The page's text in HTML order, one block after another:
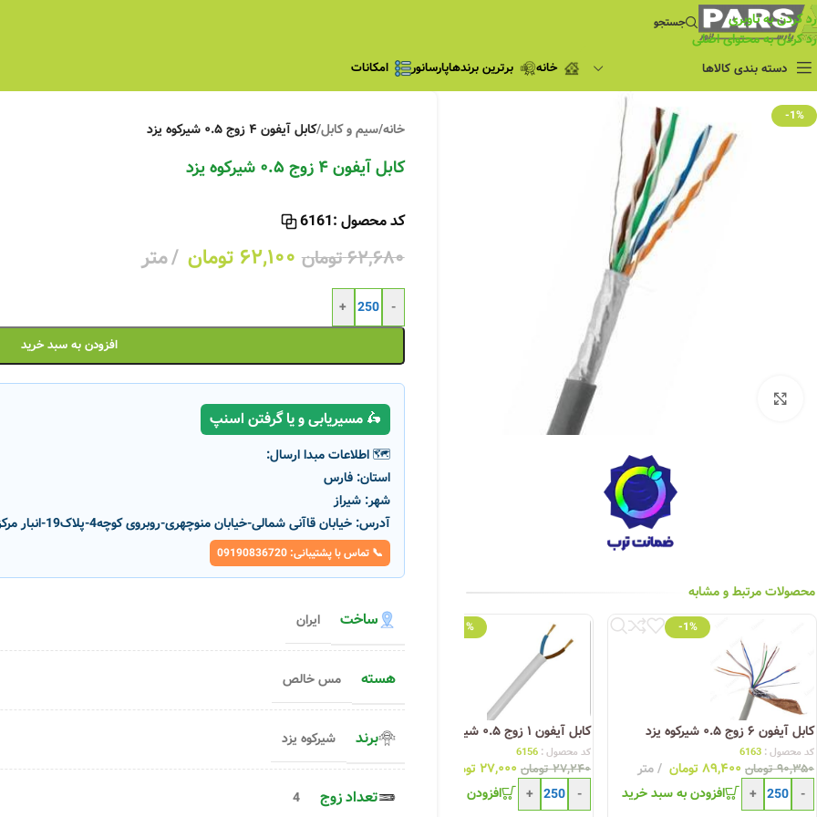
رد کردن به ناوبری
رد کردن به محتوای اصلی
جستجو
دسته بندی کالاها
چراغ مطالعه
چراغ اضطراری و
فروش ویژه
چراغ خطی
چراغ توکار
چراغ آویز
چراغ استادیومی
چراغ خیابانی
چراغ سقفی (هالوژن)
خانه برترین برندهاپارسانور امکانات
-1%
محصولات مرتبط و مشابه
-1%
کابل آیفون ۶ زوج ۰.۵ شیرکوه یزد
کد محصول : 6163
۹۰,۳۵۰ تومان ۸۹,۴۰۰تومان
متر
-
+ افزودن به سبد خرید
-1%
کابل آیفون ۱ زوج ۰.۵ شیرکوه یزد
کد محصول : 6156
۲۷,۲۴۰ تومان ۲۷,۰۰۰ تومان
-
+ افزودن به سبد خرید
ناموج
کابل آیفون 5 زوج ۰.۵ شیرکوه یزد
۷۵,۸۹۰ تومان ۷۵,۱۰۰ تومان متر ۴۰,۸۴۰ تومان ۴۰,۴۰۰تومان
خانه/سیم و کابل/کابل آیفون ۴ زوج ۰.۵ شیرکوه یزد
کابل آیفون ۴ زوج ۰.۵ شیرکوه یزد
کد محصول :6161
۶۲,۶۸۰تومان ۶۲,۱۰۰ تومان متر
-
+
افزودن به سبد خرید
🛵 مسیریابی و یا گرفتن اسنپ
🗺️ اطلاعات مبدا ارسال:
استان:فارس
شهر:شیراز
آدرس:خیابان قاآنی شمالی-خیابان منوچهری-روبروی کوچه4-پلاک19-انبار مرکزی پارسانور
📞 تماس با پشتیبانی: 09190836720
ساخت ایران
هسته مس خالص
برند شیرکوه یزد
تعداد زوج 4